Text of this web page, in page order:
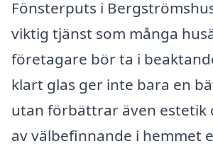
Fönsterputs i
viktig tjänst som många
företagare bör ta i
klart glas ger inte bara en
utan förbättrar även estetik
av välbefinnande i hemmet